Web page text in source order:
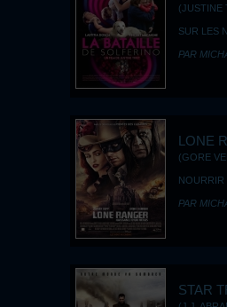
(JUSTINE
SUR LES
PAR
LONE
(GORE
NOURRIR
PAR
STAR